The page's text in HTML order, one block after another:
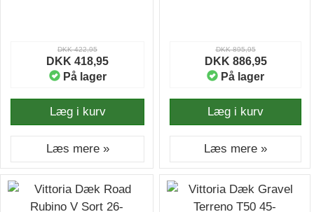
DKK 422,95
DKK 418,95
På lager
Læg i kurv
Læs mere »
DKK 895,95
DKK 886,95
På lager
Læg i kurv
Læs mere »